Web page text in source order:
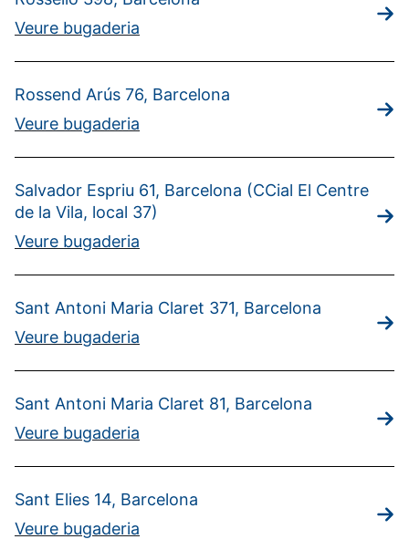
Veure bugaderia
Rossend Arús 76, Barcelona
Veure bugaderia
Salvador Espriu 61, Barcelona (CCial El Centre
de la Vila, local 37)
Veure bugaderia
Sant Antoni Maria Claret 371, Barcelona
Veure bugaderia
Sant Antoni Maria Claret 81, Barcelona
Veure bugaderia
Sant Elies 14, Barcelona
Veure bugaderia